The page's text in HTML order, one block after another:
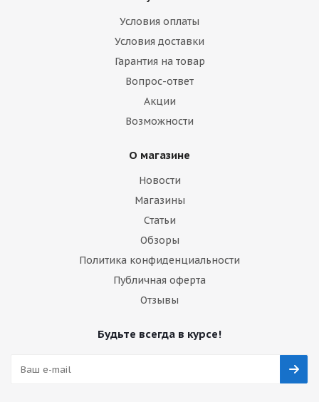
Условия оплаты
Условия доставки
Гарантия на товар
Вопрос-ответ
Акции
Возможности
О магазине
Новости
Магазины
Статьи
Обзоры
Политика конфиденциальности
Публичная оферта
Отзывы
Будьте всегда в курсе!